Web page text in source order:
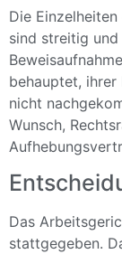
Die
sind streitig
behauptet, ihrer
nicht
Wunsch,
Das
stattgegeben.